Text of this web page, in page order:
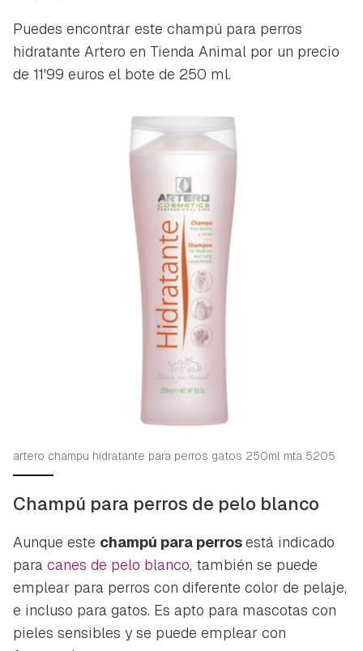
Puedes encontrar este champú para perros
hidratante Artero en Tienda Animal por un precio
de 11'99 euros el bote de 250 ml.
artero champu hidratante para perros gatos 250ml mta 5205
Champú para perros de pelo blanco
Aunque este champú para perrosestá indicado
para canes de pelo blanco, también se puede
emplear para perros con diferente color de pelaje,
e incluso para gatos. Es apto para mascotas con
pieles sensibles y se puede emplear con